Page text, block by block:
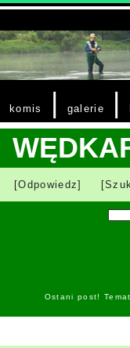
komis | galerie |
[Odpowiedz]
Ostani post!